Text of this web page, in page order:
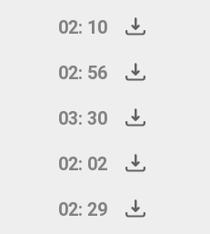
02: 10
02: 56
03: 30
02: 02
02: 29